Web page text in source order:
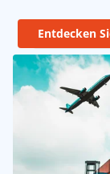
Entdecken